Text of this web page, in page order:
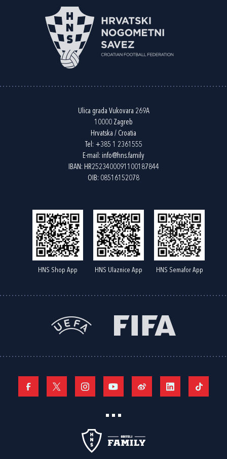
Ulica grada Vukovara 269A
10000 Zagreb
Hrvatska / Croatia
Tel: +385 1 2361555
E-mail: info@hns.family
IBAN: HR2523400091100187844
OIB: 08516152078
HNS Shop App HNS Ulaznice App HNS Semafor App